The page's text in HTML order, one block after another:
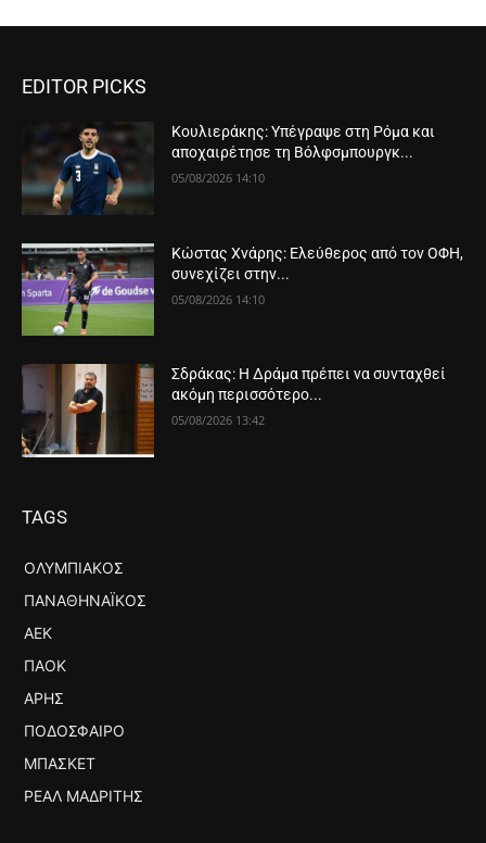
EDITOR PICKS
Κουλιεράκης: Υπέγραψε στη Ρόμα και
αποχαιρέτησε τη Βόλφσμπουργκ...
05/08/2026 14:10
Κώστας Χνάρης: Ελεύθερος από τον ΟΦΗ,
συνεχίζει στην...
05/08/2026 14:10
Σδράκας: Η Δράμα πρέπει να συνταχθεί
ακόμη περισσότερο...
05/08/2026 13:42
TAGS
ΟΛΥΜΠΙΑΚΌΣ
ΠΑΝΑΘΗΝΑΪΚΌΣ
ΑΕΚ
ΠΑΟΚ
ΆΡΗΣ
ΠΟΔΌΣΦΑΙΡΟ
ΜΠΆΣΚΕΤ
ΡΕΆΛ ΜΑΔΡΊΤΗΣ